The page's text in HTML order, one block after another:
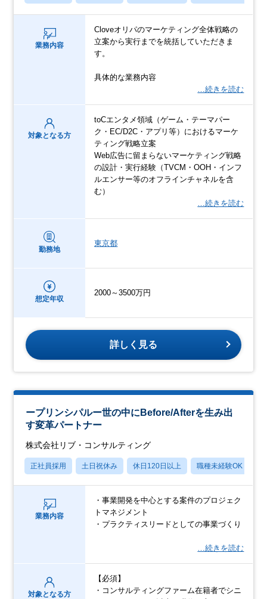
業務内容
Cloveオリパのマーケティング全体戦略の
立案から実行までを統括していただきま
す。
具体的な業務内容
…続きを読む
対象となる方
toCエンタメ領域（ゲーム・テーマパー
ク・EC/D2C・アプリ等）におけるマーケ
ティング戦略立案
Web広告に留まらないマーケティング戦略
の設計・実行経験（TVCM・OOH・インフ
ルエンサー等のオフラインチャネルを含
む）
…続きを読む
勤務地
東京都
想定年収
2000～3500万円
詳しく見る
ープリンシパルー世の中にBefore/Afterを生み出
す変革パートナー
株式会社リブ・コンサルティング
正社員採用 土日祝休み 休日120日以上 職種未経験OK
業務内容
・事業開発を中心とする案件のプロジェク
トマネジメント
・プラクティスリードとしての事業づくり
…続きを読む
対象となる方
【必須】
・コンサルティングファーム在籍者でシニ